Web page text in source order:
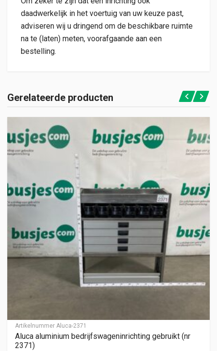
daadwerkelijk in het voertuig van uw keuze past,
adviseren wij u dringend om de beschikbare ruimte
na te (laten) meten, voorafgaande aan een
bestelling.
Gerelateerde producten
Artikelnummer Aluca-2371
Aluca aluminium bedrijfswageninrichting gebruikt (nr
2371)